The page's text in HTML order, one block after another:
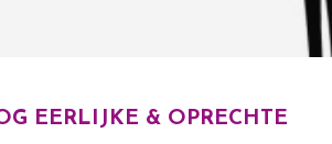
EERLIJKE & OPRECHTE